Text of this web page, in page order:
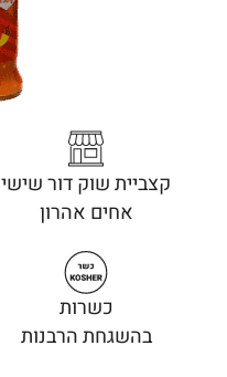
קצביית שוק דור שישי
אחים אהרון
כשרות
בהשגחת הרבנות